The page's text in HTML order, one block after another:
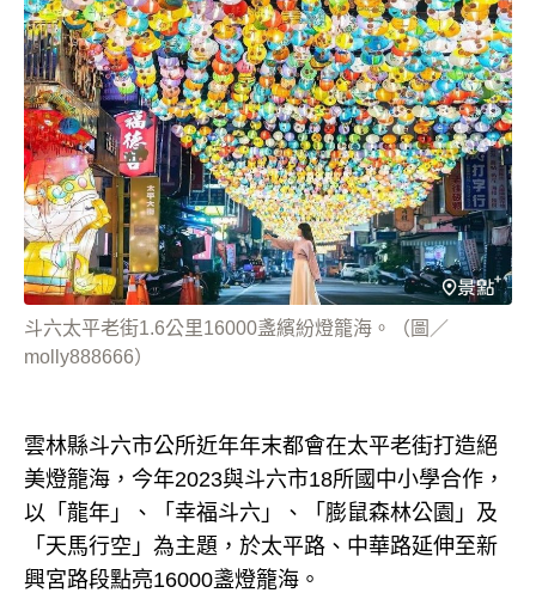
斗六太平老街1.6公里16000盞繽紛燈籠海。（圖／
molly888666）
雲林縣斗六市公所近年年末都會在太平老街打造絕
美燈籠海，今年2023與斗六市18所國中小學合作，
以「龍年」、「幸福斗六」、「膨鼠森林公園」及
「天馬行空」為主題，於太平路、中華路延伸至新
興宮路段點亮16000盞燈籠海。